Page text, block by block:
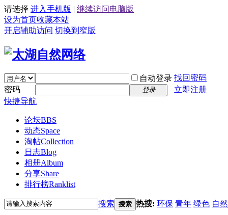
请选择 进入手机版 | 继续访问电脑版
设为首页收藏本站
开启辅助访问 切换到窄版
自动登录 找回密码
密码
登录
立即注册
快捷导航
论坛BBS
动态Space
淘帖Collection
日志Blog
相册Album
分享Share
排行榜Ranklist
搜索 搜索 热搜: 环保 青年 绿色 自